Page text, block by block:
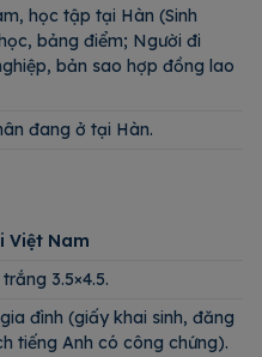
học tập tại Hàn (Sinh
bảng điểm; Người đi
bản sao hợp đồng lao
đang ở tại Hàn.
Việt Nam
3.5×4.5.
đình (giấy khai sinh, đăng
tiếng Anh có công chứng).